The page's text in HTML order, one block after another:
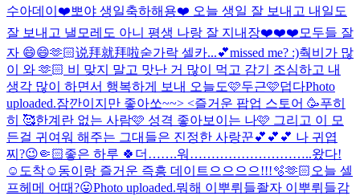
수아데이 ❤️뽀야 생일축하해용❤️ 오늘 생일 잘 보내고 내일도
잘 보내고 낼모레도 아니 평생 나랑 잘 지내장❤️❤️❤️ 모두들 잘
자 😄😄🫶🏻说拜就拜啦숟가락 셀카...💕missed me? :)춱비가 많
이 와 🫶🏻 비 맞지 말고 맛난 거 많이 먹고 감기 조심하고 내
생각 많이 하면서 행복하게 보내 오늘도🩷두근🩷덥다Photo
uploaded.잠깐이지만 좋아쏘~~> <즐거운 팝업 스토어 🥳푸히
히 🥰한계란 없는 사람🩷 성격 좋아보이는 나🩷 그리고 이 모
든걸 귀여워 해주는 그대들은 진정한 사랑꾼💕💕💕 나 귀엽
찌?😉🤏🏻좋은 하루 🍀 더…….워………………………..왔다!
☺️ 도착☺️ 동이랑 즐거운 즉흥 데이트으으으으!!!🫧🫶🏻 오늘 셀
프헤메 어때?😛Photo uploaded.뭐해 이뿌뤼들좔자 이뿌뤼들감